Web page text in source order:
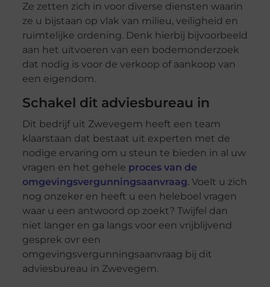
Ze zetten zich in voor diverse diensten waarin
ze u bijstaan op vlak van milieu, veiligheid en
ruimtelijke ordening. Denk hierbij bijvoorbeeld
aan het uitvoeren van een bodemonderzoek
dat nodig is voor de verkoop of aankoop van
een eigendom.
Schakel dit adviesbureau in
Dit bedrijf uit Zwevegem heeft een team
klaarstaan dat bestaat uit experten met de
nodige ervaring om u steun te bieden in al uw
vragen en het gehele proces van de
omgevingsvergunningsaanvraag. Voelt u zich
nog onzeker en heeft u een heleboel vragen
waar u een antwoord op zoekt? Twijfel dan
niet langer en ga langs voor een vrijblijvend
gesprek ovr een
omgevingsvergunningsaanvraag bij dit
adviesbureau in Zwevegem.